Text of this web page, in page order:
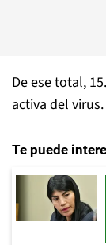
De ese total,
activa del
Te puede